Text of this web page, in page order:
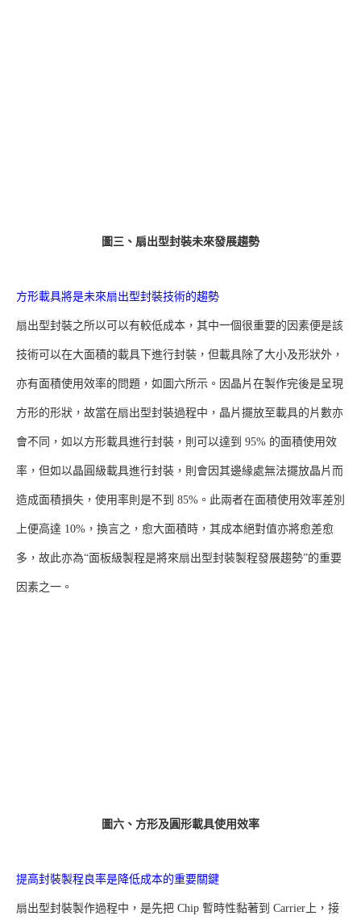
圖三、扇出型封裝未來發展趨勢
方形載具將是未來扇出型封裝技術的趨勢
扇出型封裝之所以可以有較低成本，其中一個很重要的因素便是該
技術可以在大面積的載具下進行封裝，但載具除了大小及形狀外，
亦有面積使用效率的問題，如圖六所示。因晶片在製作完後是呈現
方形的形狀，故當在扇出型封裝過程中，晶片擺放至載具的片數亦
會不同，如以方形載具進行封裝，則可以達到 95% 的面積使用效
率，但如以晶圓級載具進行封裝，則會因其邊緣處無法擺放晶片而
造成面積損失，使用率則是不到 85%。此兩者在面積使用效率差別
上便高達 10%，換言之，愈大面積時，其成本絕對值亦將愈差愈
多，故此亦為“面板級製程是將來扇出型封裝製程發展趨勢”的重要
因素之一。
圖六、方形及圓形載具使用效率
提高封裝製程良率是降低成本的重要關鍵
扇出型封裝製作過程中，是先把 Chip 暫時性黏著到 Carrier上，接